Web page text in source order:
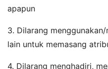
apapun
3. Dilarang
lain untuk memasang
4. Dilarang menghadiri,